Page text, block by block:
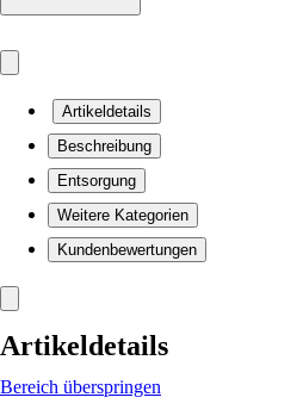
Artikeldetails
Beschreibung
Entsorgung
Weitere Kategorien
Kundenbewertungen
Artikeldetails
Bereich überspringen